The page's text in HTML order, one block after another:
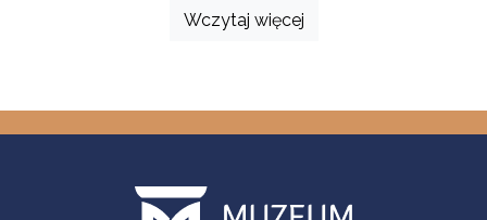
Wczytaj więcej